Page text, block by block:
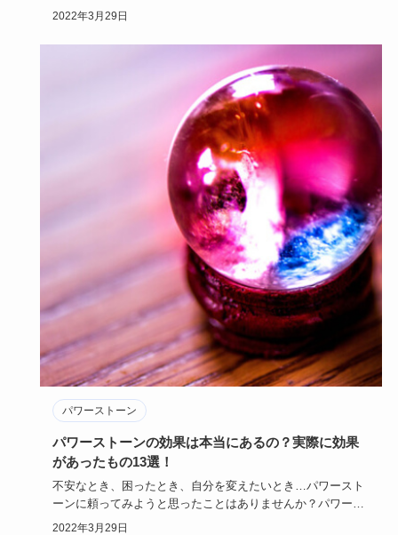
まいの石です。…
2022年3月29日
パワーストーン
パワーストーンの効果は本当にあるの？実際に効果
があったもの13選！
不安なとき、困ったとき、自分を変えたいとき…パワースト
ーンに頼ってみようと思ったことはありませんか？パワース
トーンに効果が…
2022年3月29日